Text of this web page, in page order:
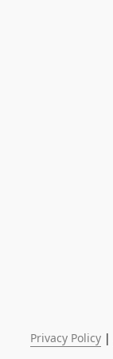
Privacy Policy |